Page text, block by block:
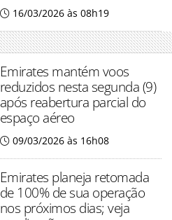
16/03/2026 às 08h19
Emirates mantém voos
reduzidos nesta segunda (9)
após reabertura parcial do
espaço aéreo
09/03/2026 às 16h08
Emirates planeja retomada
de 100% de sua operação
nos próximos dias; veja